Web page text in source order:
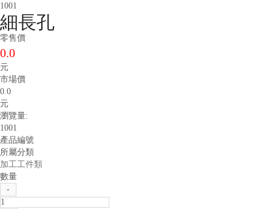
1001
細長孔
零售價
0.0
元
市場價
0.0
元
瀏覽量:
1001
產品編號
所屬分類
加工工件類
數量
-